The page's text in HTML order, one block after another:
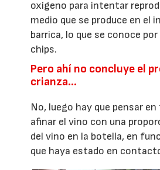
oxígeno para intentar
medio que se produce en el
barrica, lo que se conoce
chips.
Pero ahí no concluye el
crianza…
No, luego hay que pensar
afinar el vino con una
del vino en la botella, en
que haya estado en